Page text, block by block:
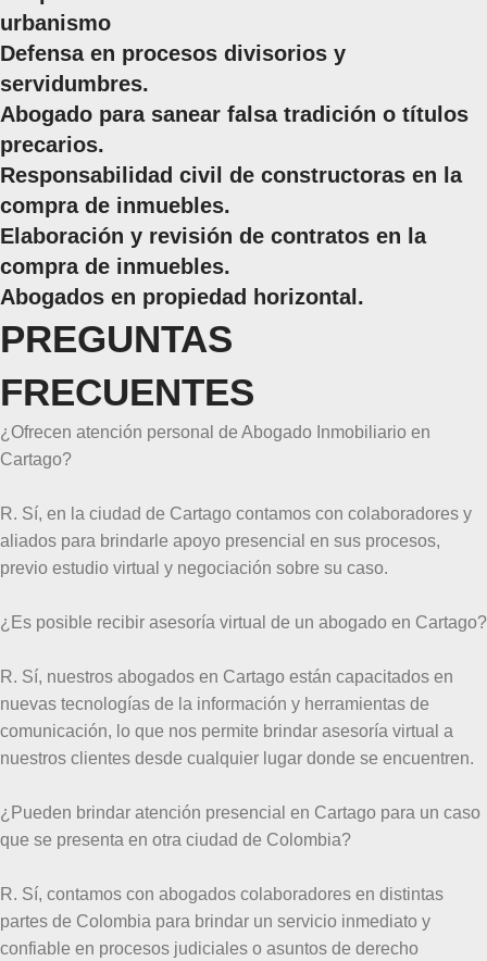
urbanismo
Defensa en procesos divisorios y
servidumbres.
Abogado para sanear falsa tradición o títulos
precarios.
Responsabilidad civil de constructoras en la
compra de inmuebles.
Elaboración y revisión de contratos en la
compra de inmuebles.
Abogados en propiedad horizontal.
PREGUNTAS
FRECUENTES
¿Ofrecen atención personal de Abogado Inmobiliario en
Cartago?
R. Sí, en la ciudad de Cartago contamos con colaboradores y
aliados para brindarle apoyo presencial en sus procesos,
previo estudio virtual y negociación sobre su caso.
¿Es posible recibir asesoría virtual de un abogado en Cartago?
R. Sí, nuestros abogados en Cartago están capacitados en
nuevas tecnologías de la información y herramientas de
comunicación, lo que nos permite brindar asesoría virtual a
nuestros clientes desde cualquier lugar donde se encuentren.
¿Pueden brindar atención presencial en Cartago para un caso
que se presenta en otra ciudad de Colombia?
R. Sí, contamos con abogados colaboradores en distintas
partes de Colombia para brindar un servicio inmediato y
confiable en procesos judiciales o asuntos de derecho